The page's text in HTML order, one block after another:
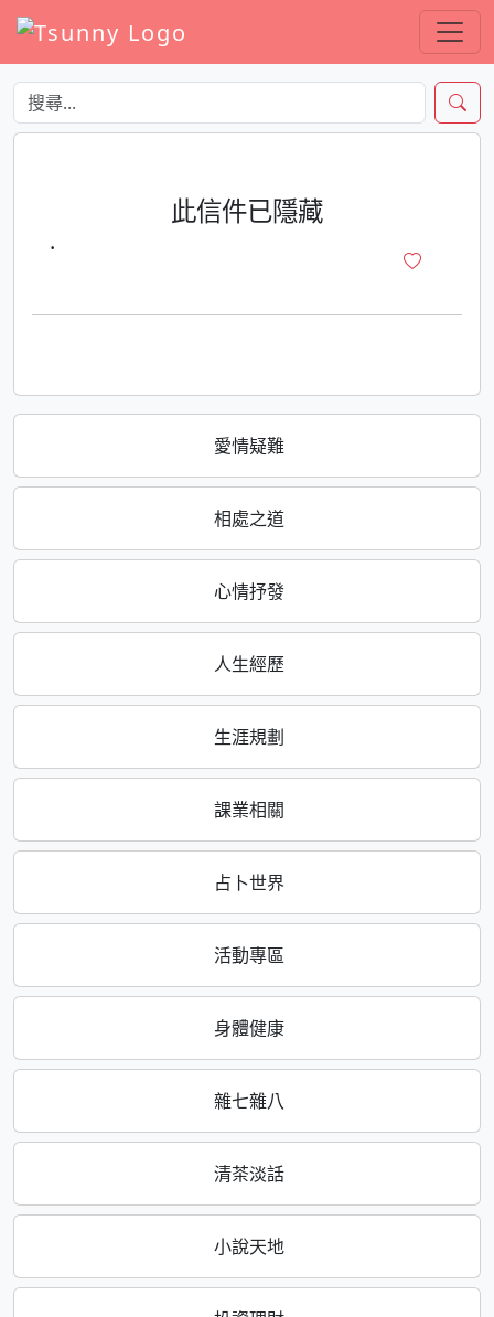
愛情疑難
相處之道
心情抒發
人生經歷
生涯規劃
課業相關
占卜世界
活動專區
身體健康
雜七雜八
清茶淡話
小說天地
此信件已隱藏
·